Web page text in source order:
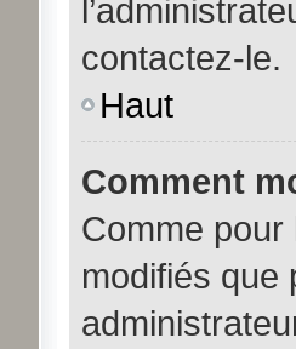
contactez-le.
Haut
Comment
Comme
modifiés que